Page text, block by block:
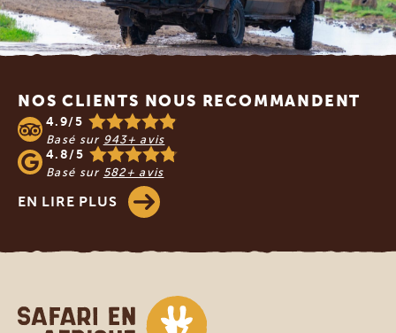
Footer
NOS CLIENTS NOUS RECOMMANDENT
4.9/5
Basé sur 943+ avis
4.8/5
Basé sur 582+ avis
EN LIRE PLUS
Safari en Afrique